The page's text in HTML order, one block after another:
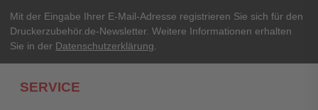
Mit der Eingabe Ihrer E-Mail-Adresse registrieren Sie sich für den
Druckerzubehör.de-Newsletter. Weitere Informationen erhalten
Sie in der Datenschutzerklärung
SERVICE